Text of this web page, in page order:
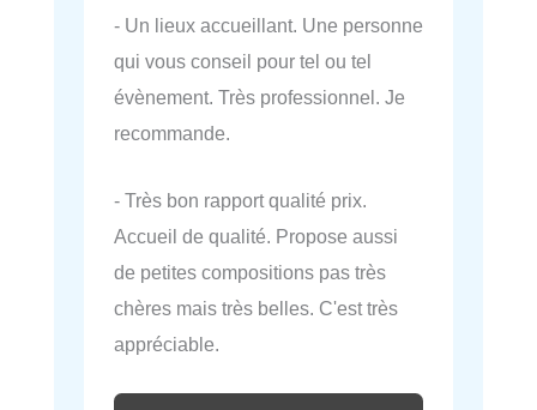
- Un lieux accueillant. Une personne
qui vous conseil pour tel ou tel
évènement. Très professionnel. Je
recommande.
- Très bon rapport qualité prix.
Accueil de qualité. Propose aussi
de petites compositions pas très
chères mais très belles. C'est très
appréciable.